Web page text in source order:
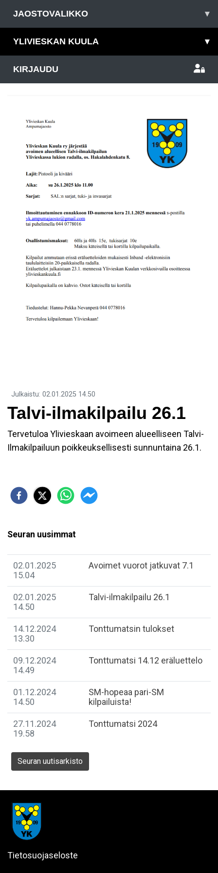
JAOSTOVALIKKO ▾
YLIVIESKAN KUULA ▾
KIRJAUDU
Julkaistu: 02.01.2025 14.50
Talvi-ilmakilpailu 26.1
Tervetuloa Ylivieskaan avoimeen alueelliseen Talvi-
Ilmakilpailuun poikkeuksellisesti sunnuntaina 26.1.
Seuran uusimmat
02.01.2025
15.04
Avoimet vuorot jatkuvat 7.1
02.01.2025
14.50
Talvi-ilmakilpailu 26.1
14.12.2024
13.30
Tonttumatsin tulokset
09.12.2024
14.49
Tonttumatsi 14.12 eräluettelo
01.12.2024
14.50
SM-hopeaa pari-SM
kilpailuista!
27.11.2024
19.58
Tonttumatsi 2024
Seuran uutisarkisto
Tietosuojaseloste